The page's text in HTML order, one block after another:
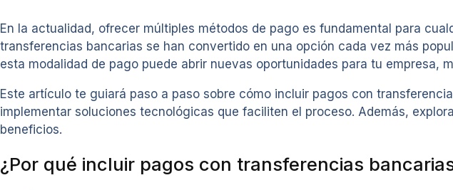
En la actualidad, ofrecer múltiples métodos de pago es fundamental para
transferencias bancarias se han convertido en una opción cada vez más
esta modalidad de pago puede abrir nuevas oportunidades para tu empresa,
Este artículo te guiará paso a paso sobre cómo incluir pagos con
implementar soluciones tecnológicas que faciliten el proceso. Además,
beneficios.
¿Por qué incluir pagos con transferencias